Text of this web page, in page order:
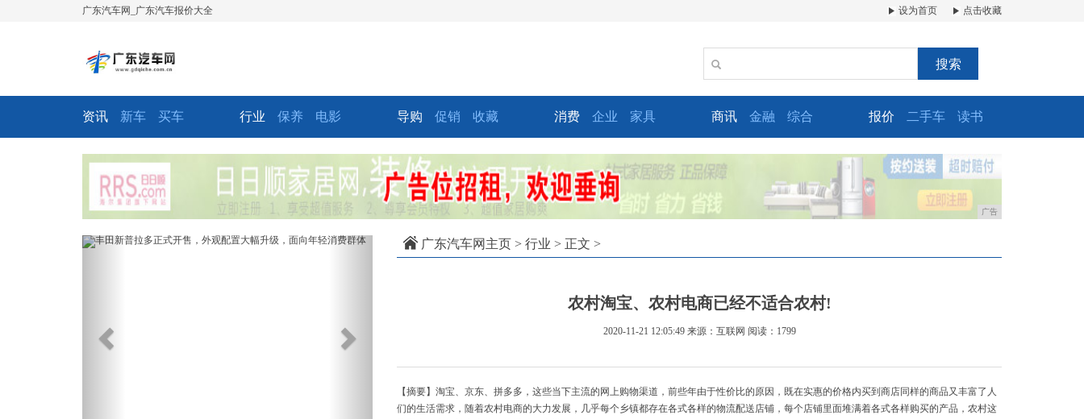
广东汽车网_广东汽车报价大全 设为首页 点击收藏
搜索
资讯 新车 买车 行业 保养 电影 导购 促销 收藏 消费 企业 家具 商讯 金融 综合 报价 二手车 读书
广告
Previous Next 广东汽车网主页 > 行业 > 正文 >
农村淘宝、农村电商已经不适合农村!
2020-11-21 12:05:49 来源：互联网 阅读：1799
【摘要】淘宝、京东、拼多多，这些当下主流的网上购物渠道，前些年由于性价比的原因，既在实惠的价格内买到商店同样的商品又丰富了人
们的生活需求，随着农村电商的大力发展，几乎每个乡镇都存在各式各样的物流配送店铺，每个店铺里面堆满着各式各样购买的产品，农村这